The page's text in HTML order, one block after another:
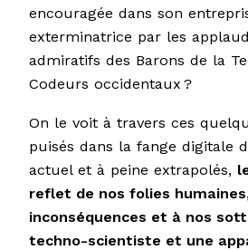
encouragée dans son
exterminatrice par les
admiratifs des Barons de la
Codeurs occidentaux ?
On le voit à travers ces
puisés dans la fange digitale
actuel et à peine extrapolés,
reflet de nos folies
inconséquences et à nos
techno-scientiste et une